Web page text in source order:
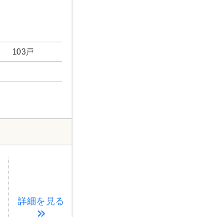
103戸
詳細を見る